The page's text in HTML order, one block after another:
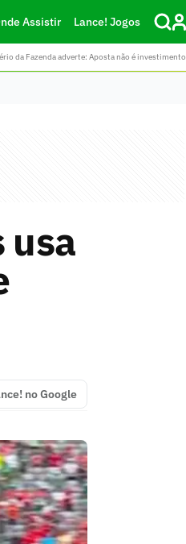
Assistir Lance! Jogos
da Fazenda adverte: Aposta não é investimento
usa
no Google